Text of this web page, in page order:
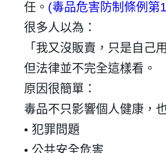
任。 (毒品危害防制條例第
很多人以為：
「我又沒販賣，只是自己用
但法律並不完全這樣看。
原因很簡單：
毒品不只影響個人健康，
• 犯罪問題
• 公共安全危害